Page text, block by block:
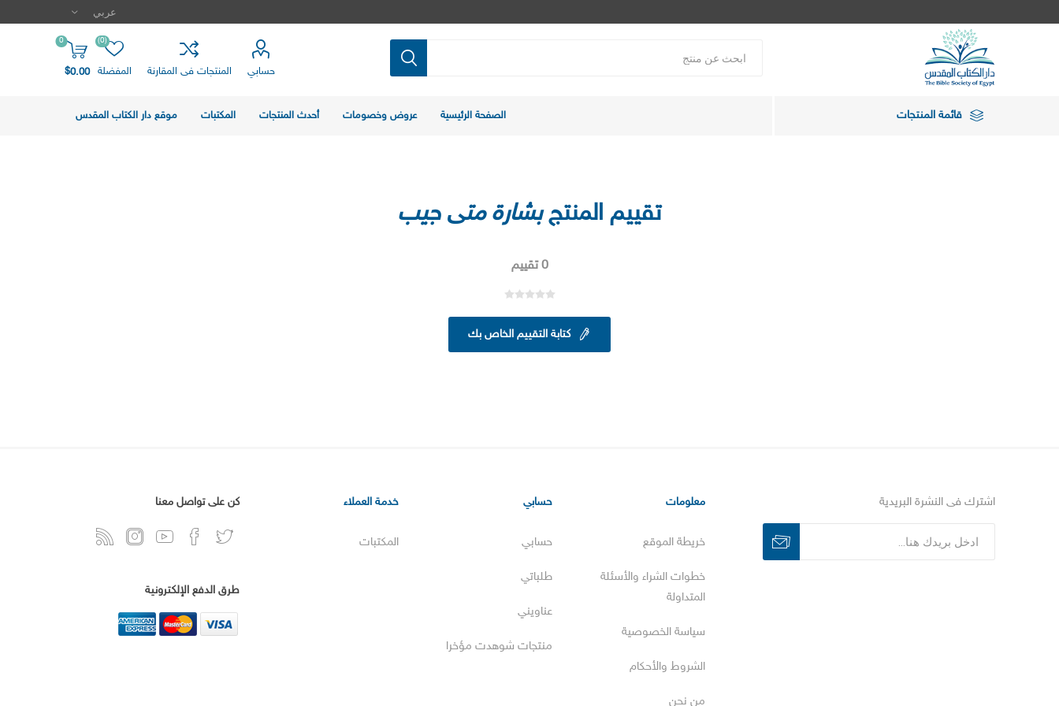
حسابي المنتجات فى المقارنة المفضلة
(0)
0
$0.00
قائمة المنتجات الصفحة الرئيسية عروض وخصومات أحدث المنتجات المكتبات موقع دار الكتاب المقدس
تقييم المنتجبشارة متى جيب
0 تقييم
كتابة التقييم الخاص بك
اشترك فى النشرة البريدية معلومات
خريطة الموقع
خطوات الشراء والأسئلة
المتداولة
سياسة الخصوصية
الشروط والأحكام
من نحن
حسابي
حسابي
طلباتي
عناويني
منتجات شوهدت مؤخرا
خدمة العملاء
المكتبات
كن على تواصل معنا
طرق الدفع الإلكترونية